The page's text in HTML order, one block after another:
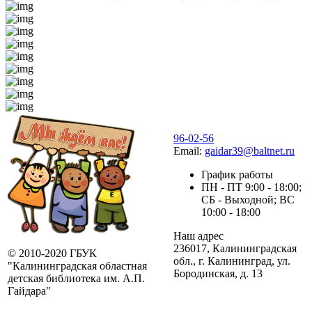
© 2010-2020 ГБУК
"Калининградская областная
детская библиотека им. А.П.
Гайдара"
96-02-56
Email: gaidar39@baltnet.ru
График работы
ПН - ПТ 9:00 - 18:00;
СБ - Выходной; ВС
10:00 - 18:00
Наш адрес
236017, Калининградская
обл., г. Калининград, ул.
Бородинская, д. 13